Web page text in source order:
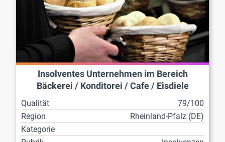
Insolventes Unternehmen im Bereich
Bäckerei / Konditorei / Cafe / Eisdiele
Qualität
79/100
Region
Rheinland-Pfalz (DE)
Kategorie